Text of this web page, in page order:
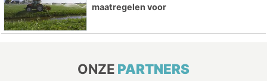
maatregelen voor
ONZE PARTNERS